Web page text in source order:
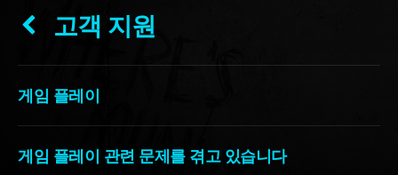
고객 지원
게임 플레이
게임 플레이 관련 문제를 겪고 있습니다